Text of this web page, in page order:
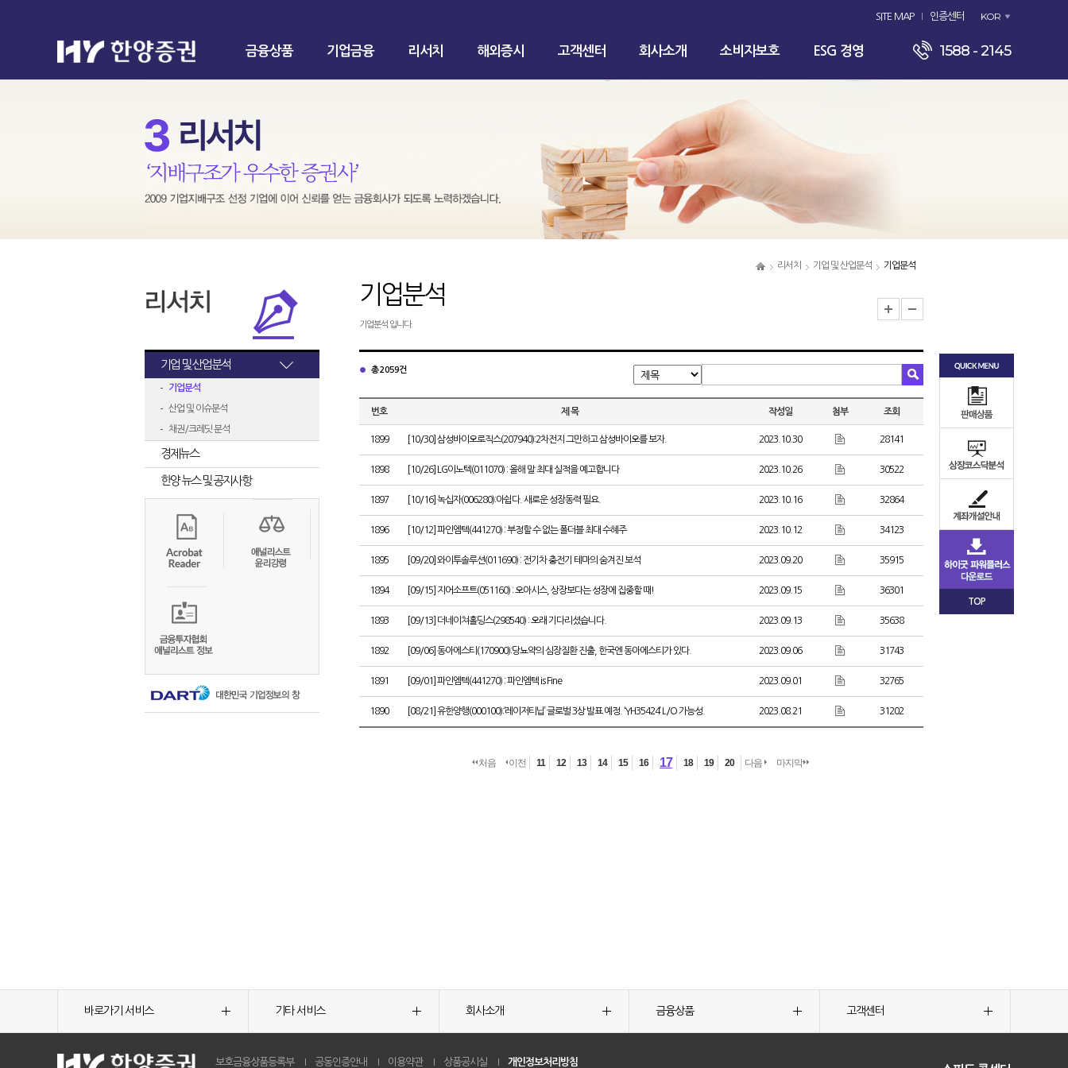
SITE MAP 인증센터 KOR
금융상품 기업금융 리서치 해외증시 고객센터 회사소개 소비자보호 ESG 경영 1588 - 2145
리서치 기업 및 산업분석 기업분석
기업 및 산업분석
기업분석
산업 및 이슈분석
채권/크레딧 분석
경제뉴스
한양 뉴스 및 공지사항
기업분석
기업분석 입니다.
총 2059건
번호 제 목 작성일 첨부 조회
1899 [10/30] 삼성바이오로직스(207940):2차전지 그만하고 삼성바이오를 보자. 2023.10.30 28141
1898 [10/26] LG이노텍(011070) : 올해 말 최대 실적을 예고합니다 2023.10.26 30522
1897 [10/16] 녹십자(006280):아쉽다. 새로운 성장동력 필요. 2023.10.16 32864
1896 [10/12] 파인엠텍(441270) : 부정할 수 없는 폴더블 최대 수혜주 2023.10.12 34123
1895 [09/20] 와이투솔루션(011690) : 전기차 충전기 테마의 숨겨진 보석 2023.09.20 35915
1894 [09/15] 지어소프트(051160) : 오아시스, 상장보다는 성장에 집중할 때! 2023.09.15 36301
1893 [09/13] 더네이쳐홀딩스(298540) : 오래 기다리셨습니다. 2023.09.13 35638
1892 [09/06] 동아에스티(170900):당뇨약의 심장질환 진출, 한국엔 동아에스티가 있다. 2023.09.06 31743
1891 [09/01] 파인엠텍(441270) : 파인엠텍 is Fine 2023.09.01 32765
1890 [08/21] 유한양행(000100):‘레이저티닙’ 글로벌 3상 발표 예정. ‘YH35424’ L/O 가능성. 2023.08.21 31202
처음 이전 11 12 13 14 15 16 17 18 19 20 다음 마지막
TOP
바로가기 서비스 기타 서비스 회사소개 금융상품 고객센터
보호금융상품등록부 공동인증안내 이용약관 상품공시실 개인정보처리방침